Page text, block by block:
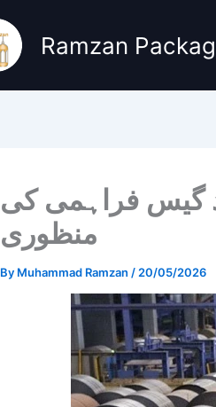
Ramzan
کو 20 برس بعد گیس فراہمی کی
منظوری
By Muhammad Ramzan / 20/05/2026